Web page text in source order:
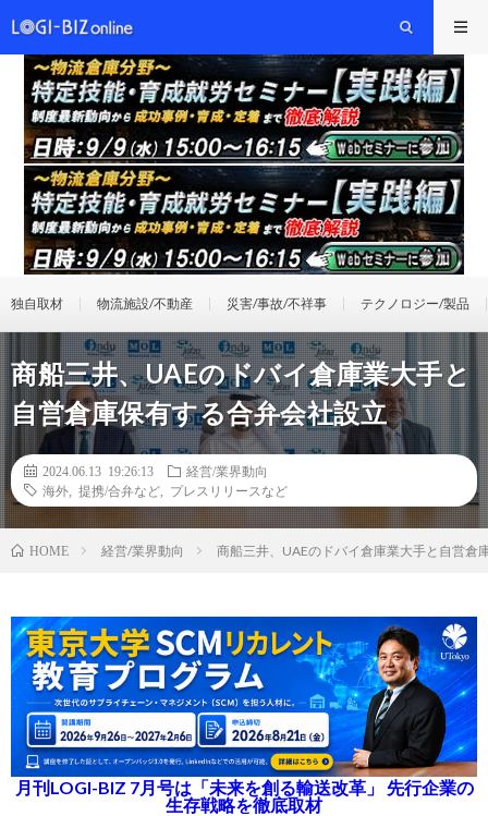
独自取材 物流施設/不動産 災害/事故/不祥事 テクノロジー/製品
商船三井、UAEのドバイ倉庫業大手と
自営倉庫保有する合弁会社設立
2024.06.13 19:26:13
経営/業界動向
海外
提携/合弁など プレスリリースなど
HOME 経営/業界動向 商船三井、UAEのドバイ倉庫業大手と自営倉
月刊LOGI-BIZ 7月号は「未来を創る輸送改革」 先行企業の
生存戦略を徹底取材